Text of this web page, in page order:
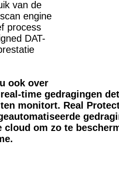
van de
engine
process
DAT-
ook over
time gedragingen
monitort. Real
om zo te